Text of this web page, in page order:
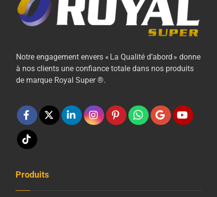
Notre engagement envers « La Qualité d’abord » donne
à nos clients une confiance totale dans nos produits
de marque Royal Super ®.
Produits